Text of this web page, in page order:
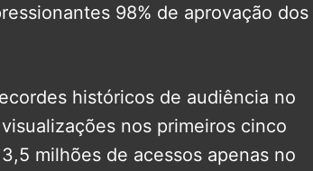
98% de aprovação dos
históricos de audiência no
nos primeiros cinco
milhões de acessos apenas no